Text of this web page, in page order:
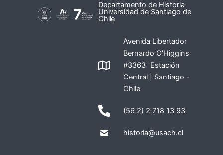
Departamento de Historia
Universidad de Santiago de
Chile
Avenida Libertador
Bernardo O'Higgins
#3363 Estación
Central | Santiago -
Chile
(56 2) 2 718 13 93
historia@usach.cl